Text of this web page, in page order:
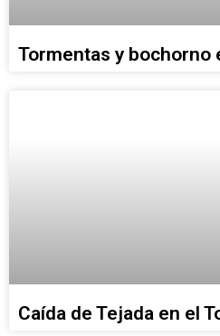
Tormentas y bochorno
Caída de Tejada en el